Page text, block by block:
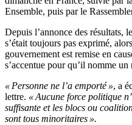
Ensemble, puis par le
Depuis l’annonce des résultats,
s’était toujours pas exprimé,
gouvernement est remise en
s’accentue pour qu’il nomme
« Personne ne l’a emporté », a
lettre. « Aucune force politique
suffisante et les blocs ou
sont tous minoritaires ».